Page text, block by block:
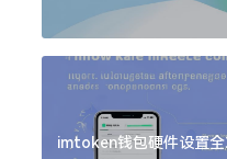
imtoken钱包硬件设置